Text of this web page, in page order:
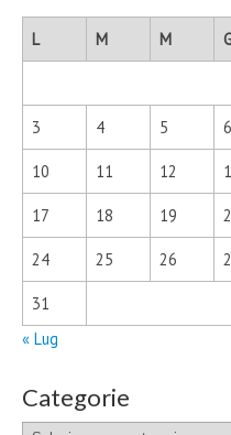
L M M
3 4 5 6
10 11 12
17 18 19
24 25 26
31
« Lug
Categorie